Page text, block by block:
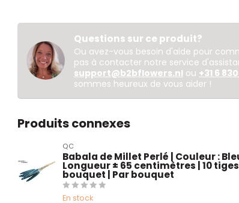
Questions sur ce produit?
Ou avez-vous besoin d'aide pour
pas à contacter notre service
support@b2bflowers.nl ou +31 6
sommes heureux de vous aider !
Produits connexes
QC
Babala de Millet Perlé | Couleur :
Longueur ± 65 centimètres | 10
bouquet | Par bouquet
En stock